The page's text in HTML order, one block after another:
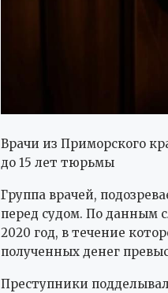
Врачи из Приморского
до 15 лет тюрьмы
Группа врачей,
перед судом. По данным
2020 год, в течение
полученных денег
Преступники